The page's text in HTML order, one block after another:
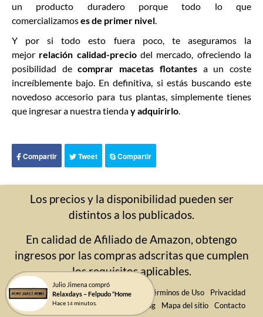
un producto duradero porque todo lo que
comercializamoses de primer nivel.
Y por si todo esto fuera poco, te aseguramos la
mejor relación calidad-precio del mercado, ofreciendo la
posibilidad decomprar macetas flotantesa un coste
increíblemente bajo. En definitiva, si estás buscando este
novedoso accesorio para tus plantas, simplemente tienes
que ingresar a nuestra tienday adquirirlo.
Compartir Tweet Compartir
Los precios y la disponibilidad pueden ser
distintos a los publicados.
En calidad de Afiliado de Amazon, obtengo
ingresos por las compras adscritas que cumplen
los requisitos aplicables.
Aviso Legal Política de cookies Términos de Uso
Privacidad
Blog
Mapa del sitio Contacto
Julio Jimena compró
Relaxdays – Felpudo “Home
Hace 14minutos.